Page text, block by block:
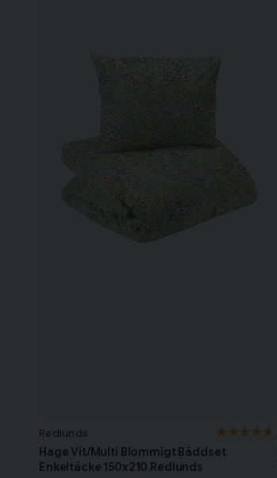
Redlunds
Hage Vit/Multi Blommigt Bäddset
Enkeltäcke 150x210 Redlunds